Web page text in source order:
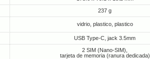
237 g
vidrio, plastico, plastico
USB Type-C, jack 3.5mm
2 SIM (Nano-SIM),
tarjeta de memoria (ranura dedicada)